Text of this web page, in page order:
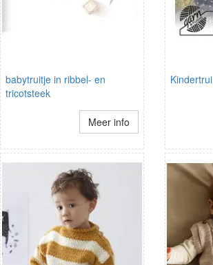
babytruitje in ribbel- en
tricotsteek
Meer info
Kindertrui